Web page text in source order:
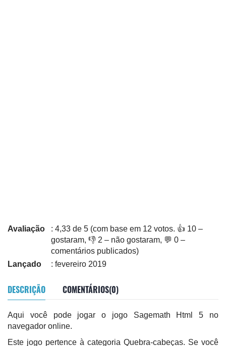
Avaliação
: 4,33 de 5 (com base em 12 votos. 👍 10 –
gostaram, 👎 2 – não gostaram, 💬 0 –
comentários publicados)
Lançado
: fevereiro 2019
DESCRIÇÃO COMENTÁRIOS(0)
Aqui você pode jogar o jogo Sagemath Html 5 no
navegador online.
Este jogo pertence à categoria Quebra-cabeças. Se você